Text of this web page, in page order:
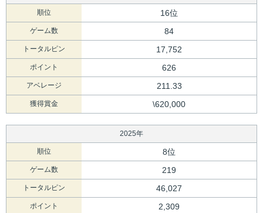
順位 16位
ゲーム数 84
トータルピン 17,752
ポイント 626
アベレージ 211.33
獲得賞金 \620,000
2025年
順位 8位
ゲーム数 219
トータルピン 46,027
ポイント 2,309